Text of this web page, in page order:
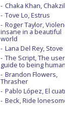
Chaka Khan,
Tove Lo, Estrus
Roger Taylor,
insane in a beautiful
world
Lana Del Rey, Stove
The Script, The
guide to being human
Brandon Flowers,
Thrasher
Pablo López, El
Beck, Ride